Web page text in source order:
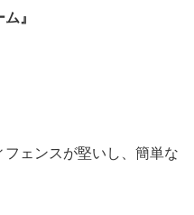
』
ェンスが堅いし、簡単な